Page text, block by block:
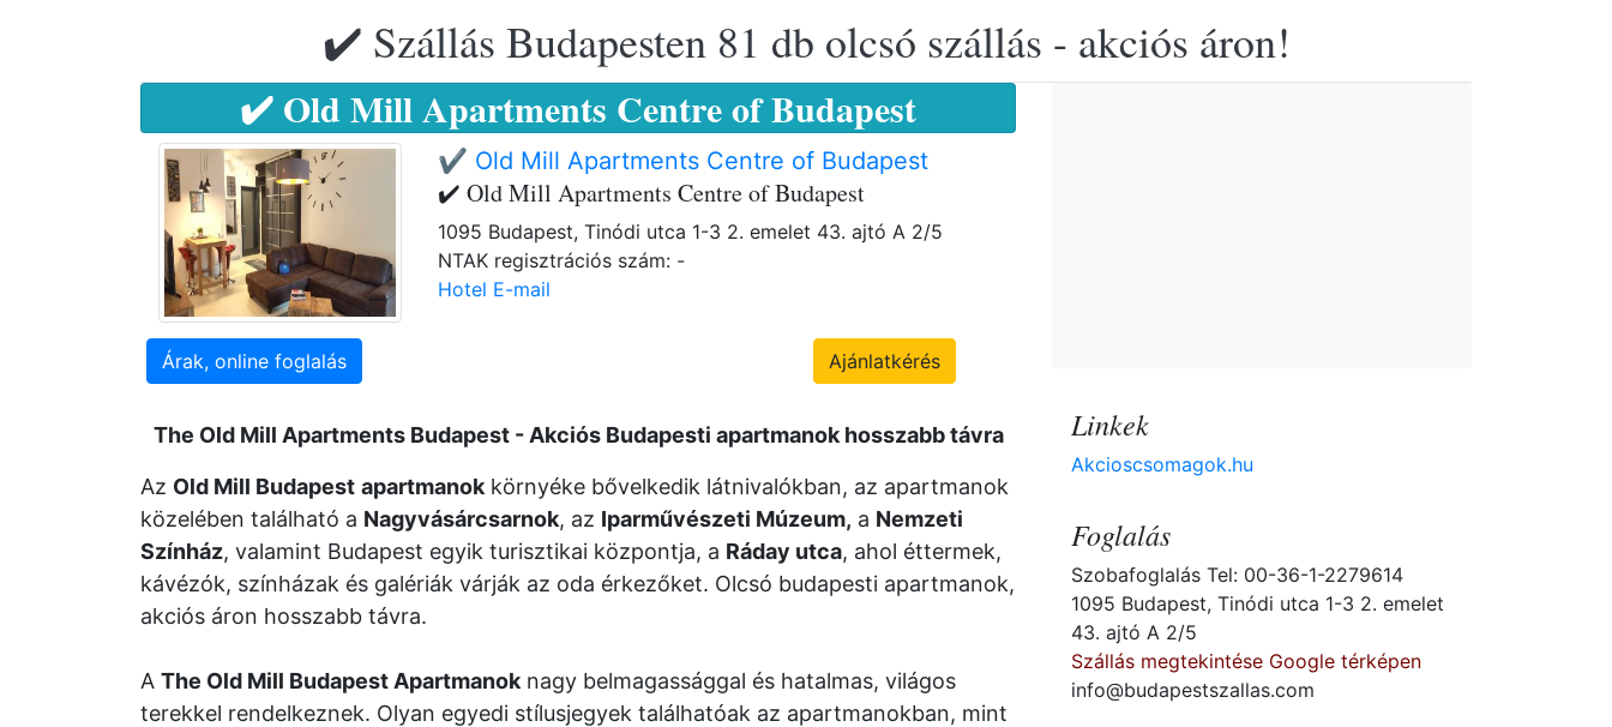
✔️ Szállás Budapesten 81 db olcsó szállás - akciós áron!
✔️ Old Mill Apartments Centre of Budapest
✔️ Old Mill Apartments Centre of Budapest
✔️ Old Mill Apartments Centre of Budapest
1095 Budapest, Tinódi utca 1-3 2. emelet 43. ajtó A 2/5
NTAK regisztrációs szám: -
Hotel E-mail
Árak, online foglalás Ajánlatkérés
The Old Mill Apartments Budapest - Akciós Budapesti apartmanok hosszabb távra
Az Old Mill Budapest apartmanok környéke bővelkedik látnivalókban, az apartmanok
közelében található a Nagyvásárcsarnok, az Iparművészeti Múzeum, a Nemzeti
Színház, valamint Budapest egyik turisztikai központja, a Ráday utca, ahol éttermek,
kávézók, színházak és galériák várják az oda érkezőket. Olcsó budapesti apartmanok,
akciós áron hosszabb távra.
A The Old Mill Budapest Apartmanok nagy belmagassággal és hatalmas, világos
terekkel rendelkeznek. Olyan egyedi stílusjegyek találhatóak az apartmanokban, mint
Linkek
Akcioscsomagok.hu
Foglalás
Szobafoglalás Tel: 00-36-1-2279614
1095 Budapest, Tinódi utca 1-3 2. emelet
43. ajtó A 2/5
Szállás megtekintése Google térképen
info@budapestszallas.com